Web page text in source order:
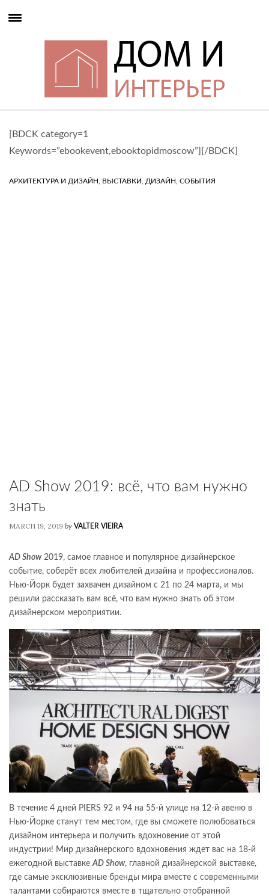
[BDCK category=1
Keywords=”ebookevent,ebooktopidmoscow”][/BDCK]
АРХИТЕКТУРА И ДИЗАЙН, ВЫСТАВКИ, ДИЗАЙН, СОБЫТИЯ
AD Show 2019: всё, что вам нужно
знать
MARCH 19, 2019 by VALTER VIEIRA
AD Show2019, самое главное и популярное дизайнерское
событие, соберёт всех любителей дизайна и профессионалов.
Нью-Йорк будет захвачен дизайном с 21 по 24 марта, и мы
решили рассказать вам всё, что вам нужно знать об этом
дизайнерском мероприятии.
В течение 4 дней PIERS 92 и 94 на 55-й улице на 12-й авеню в
Нью-Йорке станут тем местом, где вы сможете полюбоваться
дизайном интерьера и получить вдохновение от этой
индустрии! Мир дизайнерского вдохновения ждет вас на 18-й
ежегодной выставке AD Show, главной дизайнерской выставке,
где самые эксклюзивные бренды мира вместе с современными
талантами собираются вместе в тщательно отобранной